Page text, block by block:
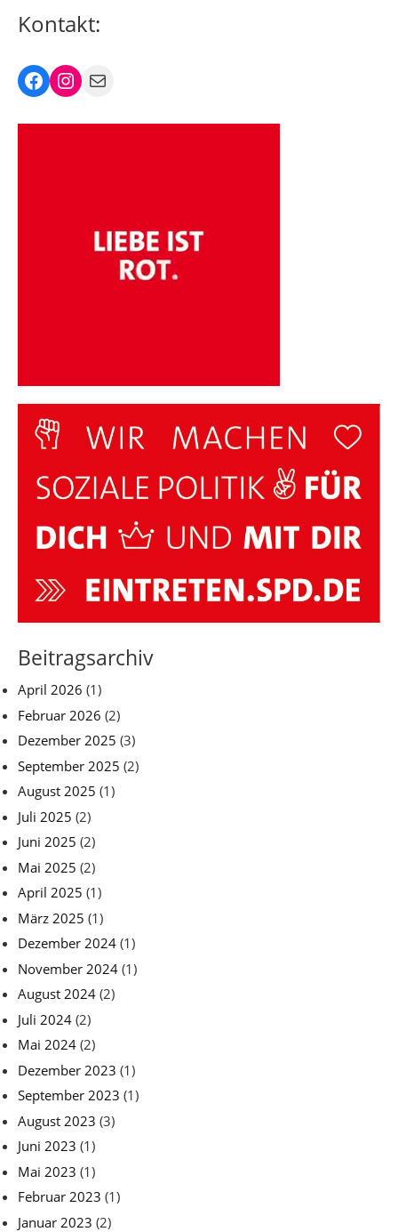
Kontakt:
Facebook
Instagram
Mail
Beitragsarchiv
April 2026 (1)
Februar 2026 (2)
Dezember 2025 (3)
September 2025 (2)
August 2025 (1)
Juli 2025 (2)
Juni 2025 (2)
Mai 2025 (2)
April 2025 (1)
März 2025 (1)
Dezember 2024 (1)
November 2024 (1)
August 2024 (2)
Juli 2024 (2)
Mai 2024 (2)
Dezember 2023 (1)
September 2023 (1)
August 2023 (3)
Juni 2023 (1)
Mai 2023 (1)
Februar 2023 (1)
Januar 2023 (2)